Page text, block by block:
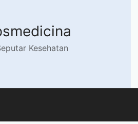
Kesehatan